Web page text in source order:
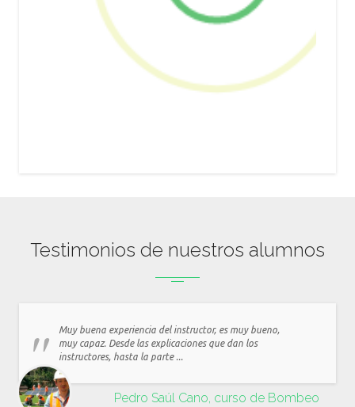
Testimonios de nuestros alumnos
Muy buena experiencia del instructor, es muy bueno,
muy capaz. Desde las explicaciones que dan los
instructores, hasta la parte ...
Pedro Saúl Cano, curso de Bombeo